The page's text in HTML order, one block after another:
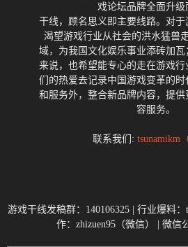
戏论坛品牌全面升级
干线，顾名思义即主要线路。对于
渴望游戏行业从社会的洪水猛兽
域，为我国文化娱乐事业添砖加
来说，也希望能专心的走在游戏
们的热爱去记录中国游戏变革的
和服务外，整合新品牌内容，提
容服务。
联系我们: tsunamikm
游戏干线发稿群：140106325 | 行业爆料：
作：zhizuen95（微信） | 微信